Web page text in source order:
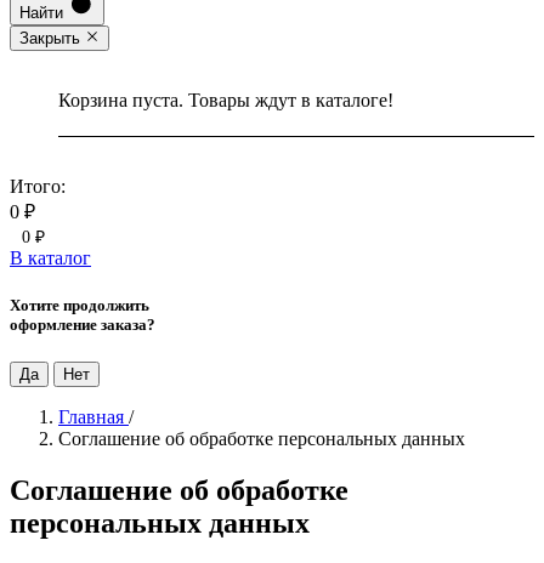
Найти
Закрыть
Корзина пуста. Товары ждут в каталоге!
Итого:
0 ₽
0 ₽
В каталог
Хотите продолжить
оформление заказа?
Да Нет
Главная /
Соглашение об обработке персональных данных
Соглашение об обработке
персональных данных